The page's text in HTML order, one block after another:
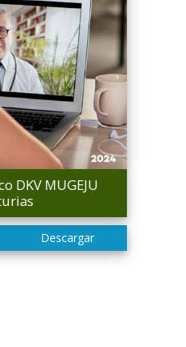
DKV MUGEJU